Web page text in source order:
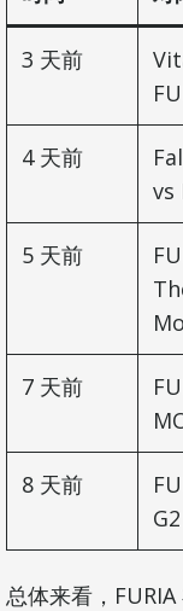
3 天前
4 天前
vs
5 天前
7 天前
8 天前
G2
总体来看，